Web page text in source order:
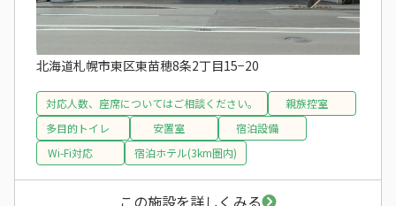
北海道札幌市東区東苗穂8条2丁目15−20
対応人数、座席についてはご相談ください。
親族控室
多目的トイレ
安置室
宿泊設備
Wi-Fi対応
宿泊ホテル(3km圏内)
この施設を詳しくみる